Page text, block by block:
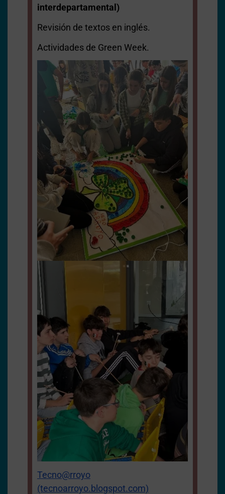
interdepartamental)
Revisión de textos en inglés.
Actividades de Green Week.
Tecno@rroyo
(tecnoarroyo.blogspot.com)